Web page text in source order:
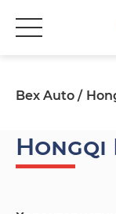
Bex Auto
Hongqi